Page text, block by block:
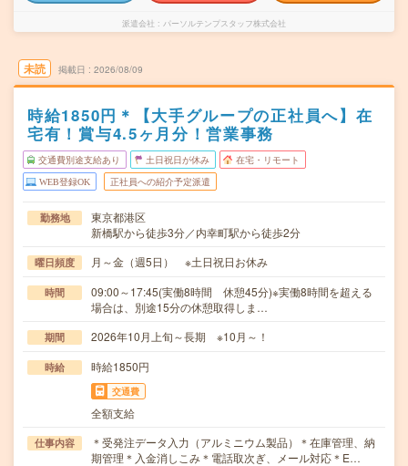
派遣会社 パーソルテンプスタッフ株式会社
未読 掲載日 2026/08/09
時給1850円＊【大手グループの正社員へ】在
宅有！賞与4.5ヶ月分！営業事務
交通費別途支給あり 土日祝日が休み 在宅・リモート
WEB登録OK 正社員への紹介予定派遣
勤務地
東京都港区
新橋駅から徒歩3分／内幸町駅から徒歩2分
曜日頻度 月～金（週5日） ※土日祝日お休み
時間
09:00～17:45(実働8時間 休憩45分)※実働8時間を超える
場合は、別途15分の休憩取得しま…
期間 2026年10月上旬～長期 ※10月～！
時給 時給1850円
交通費
全額支給
仕事内容
＊受発注データ入力（アルミニウム製品）＊在庫管理、納
期管理＊入金消しこみ＊電話取次ぎ、メール対応＊E…